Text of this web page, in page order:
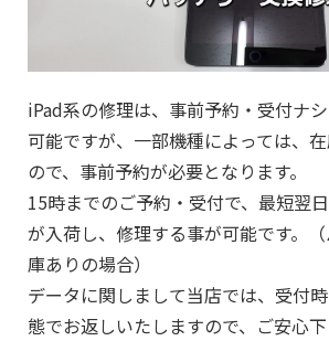
iPad系の修理は、事前予約・受付ナ
可能ですが、一部機種によっては、
ので、事前予約が必要となります。
15時までのご予約・受付で、最短翌
が入荷し、修理する事が可能です。
庫ありの場合）
データに関しまして当店では、受付
態でお返しいたしますので、ご安心